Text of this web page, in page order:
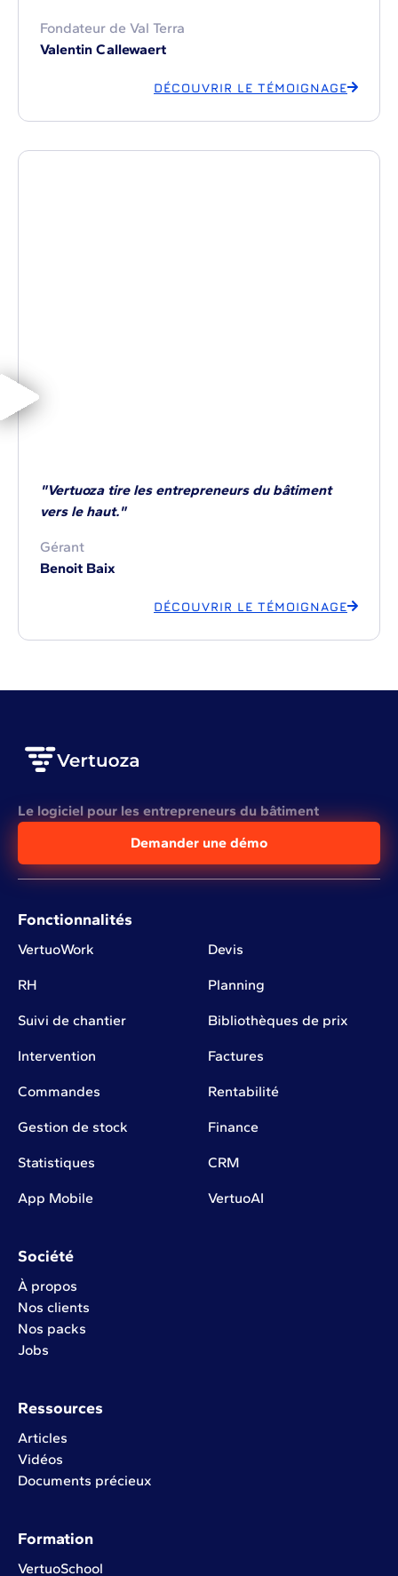
Fondateur de Val Terra
Valentin Callewaert
DÉCOUVRIR LE TÉMOIGNAGE
"Vertuoza tire les entrepreneurs du bâtiment
vers le haut."
Gérant
Benoit Baix
DÉCOUVRIR LE TÉMOIGNAGE
Le logiciel pour les entrepreneurs du bâtiment
Demander une démo
Fonctionnalités
VertuoWork Devis
RH Planning
Suivi de chantier Bibliothèques de prix
Intervention Factures
Commandes Rentabilité
Gestion de stock Finance
Statistiques CRM
App Mobile VertuoAI
Société
À propos
Nos clients
Nos packs
Jobs
Ressources
Articles
Vidéos
Documents précieux
Formation
VertuoSchool